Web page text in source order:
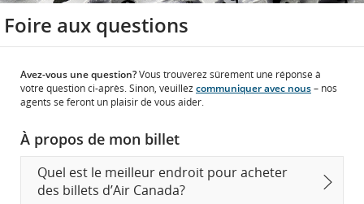
Foire aux questions
Avez-vous une question?Vous trouverez sûrement une réponse à
votre question ci-après. Sinon, veuillezcommuniquer avec nous– nos
agents se feront un plaisir de vous aider.
À propos de mon billet
Quel est le meilleur endroit pour acheter
des billets d’Air Canada?